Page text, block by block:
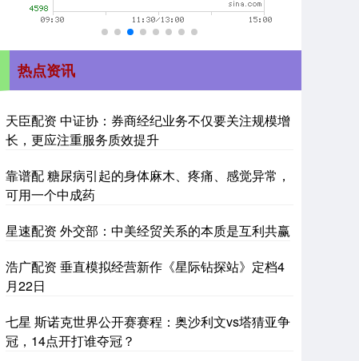
热点资讯
天臣配资 中证协：券商经纪业务不仅要关注规模增
长，更应注重服务质效提升
靠谱配 糖尿病引起的身体麻木、疼痛、感觉异常，
可用一个中成药
星速配资 外交部：中美经贸关系的本质是互利共赢
浩广配资 垂直模拟经营新作《星际钻探站》定档4
月22日
七星 斯诺克世界公开赛赛程：奥沙利文vs塔猜亚争
冠，14点开打谁夺冠？